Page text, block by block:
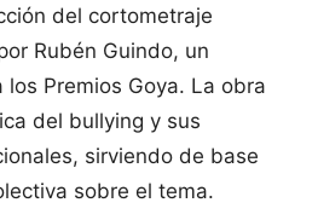
del cortometraje
Rubén Guindo, un
Premios Goya. La obra
del bullying y sus
sirviendo de base
sobre el tema.